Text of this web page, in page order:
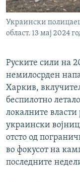
Украински
област. 13 мај 2024
Руските сили на
немилосрден
Харкив,
беспилотно
локалните
украински
отсто од
во фокусот на
последните